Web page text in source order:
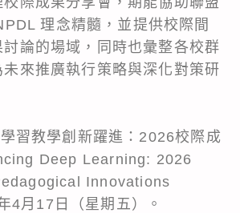
理念精髓，並提供校際間
論的場域，同時也彙整各校群
來推廣執行策略與深化對策研
習教學創新躍進：2026校際成
Deep Learning: 2026
Innovations
4月17日（星期五）。